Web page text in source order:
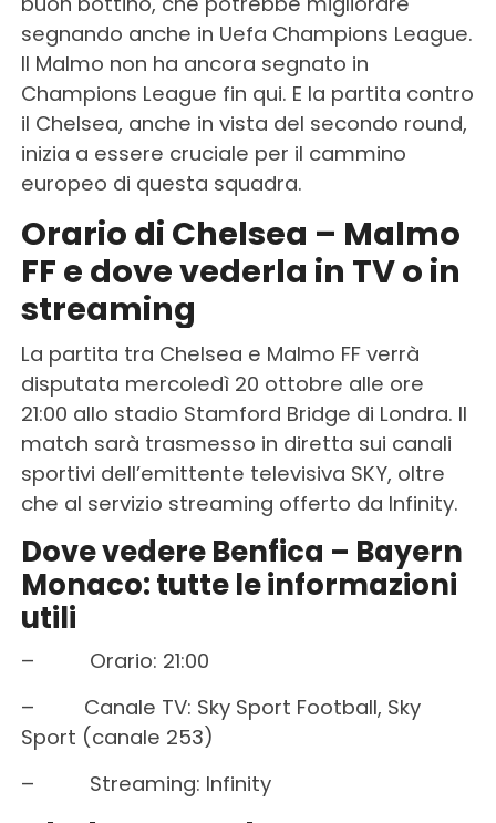
segnando anche in Uefa Champions League.
Il Malmo non ha ancora segnato in
Champions League fin qui. E la partita contro
il Chelsea, anche in vista del secondo round,
inizia a essere cruciale per il cammino
europeo di questa squadra.
Orario di Chelsea – Malmo
FF e dove vederla in TV o in
streaming
La partita tra Chelsea e Malmo FF verrà
disputata mercoledì 20 ottobre alle ore
21:00 allo stadio Stamford Bridge di Londra. Il
match sarà trasmesso in diretta sui canali
sportivi dell’emittente televisiva SKY, oltre
che al servizio streaming offerto da Infinity.
Dove vedere Benfica – Bayern
Monaco: tutte le informazioni
utili
– Orario: 21:00
– Canale TV: Sky Sport Football, Sky
Sport (canale 253)
– Streaming: Infinity